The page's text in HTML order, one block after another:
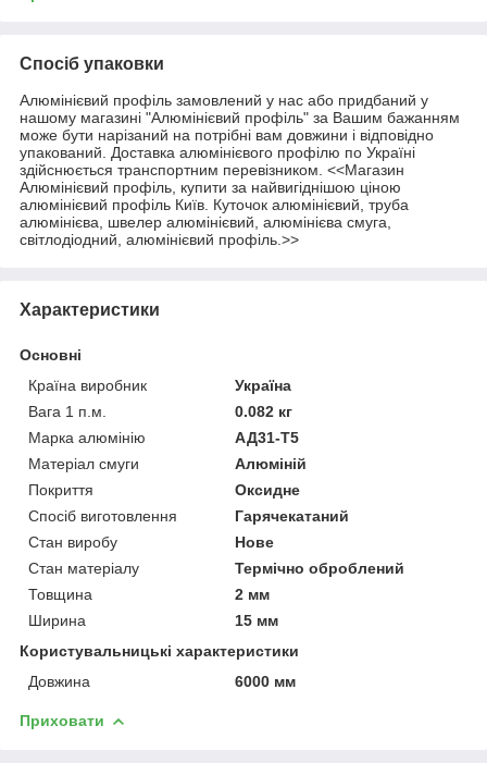
Спосіб упаковки
Алюмінієвий профіль замовлений у нас або придбаний у
нашому магазині "Алюмінієвий профіль" за Вашим бажанням
може бути нарізаний на потрібні вам довжини і відповідно
упакований. Доставка алюмінієвого профілю по Україні
здійснюється транспортним перевізником. <<Магазин
Алюмінієвий профіль, купити за найвигіднішою ціною
алюмінієвий профіль Київ. Куточок алюмінієвий, труба
алюмінієва, швелер алюмінієвий, алюмінієва смуга,
світлодіодний, алюмінієвий профіль.>>
Характеристики
Основні
Країна виробник
Україна
Вага 1 п.м.
0.082 кг
Марка алюмінію
АД31-Т5
Матеріал смуги
Алюміній
Покриття
Оксидне
Спосіб виготовлення
Гарячекатаний
Стан виробу
Нове
Стан матеріалу
Термічно оброблений
Товщина
2 мм
Ширина
15 мм
Користувальницькі характеристики
Довжина
6000 мм
Приховати